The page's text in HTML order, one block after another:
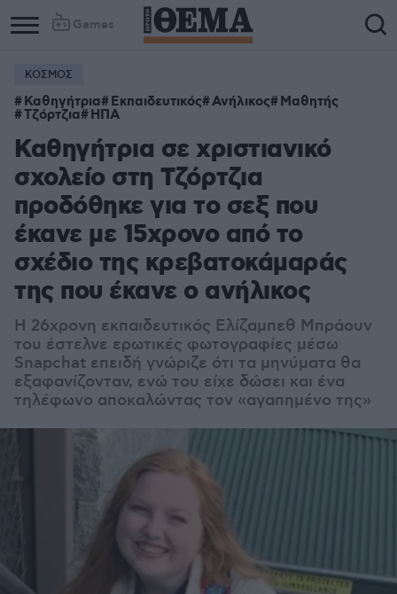
Games
ΚΟΣΜΟΣ
Καθηγήτρια Εκπαιδευτικός Ανήλικος Μαθητής
Τζόρτζια ΗΠΑ
Καθηγήτρια σε χριστιανικό
σχολείο στη Τζόρτζια
προδόθηκε για το σεξ που
έκανε με 15χρονο από το
σχέδιο της κρεβατοκάμαράς
της που έκανε ο ανήλικος
Η 26χρονη εκπαιδευτικός Ελίζαμπεθ Μπράουν
του έστελνε ερωτικές φωτογραφίες μέσω
Snapchat επειδή γνώριζε ότι τα μηνύματα θα
εξαφανίζονταν, ενώ του είχε δώσει και ένα
τηλέφωνο αποκαλώντας τον «αγαπημένο της»